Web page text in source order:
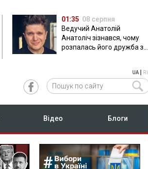
01:35 08 серпня
Ведучий Анатолій
Анатоліч зізнався, чому
розпалась його дружба з
UA| RU
Відео Блоги